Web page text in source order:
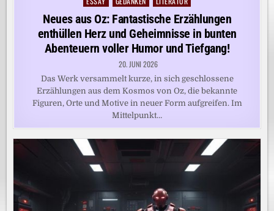
Neues aus Oz: Fantastische Erzählungen
enthüllen Herz und Geheimnisse in bunten
Abenteuern voller Humor und Tiefgang!
20. JUNI 2026
Das Werk versammelt kurze, in sich geschlossene
Erzählungen aus dem Kosmos von Oz, die bekannte
Figuren, Orte und Motive in neuer Form aufgreifen. Im
Mittelpunkt…